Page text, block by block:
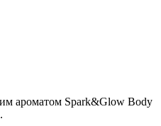
ароматом Spark&Glow Body